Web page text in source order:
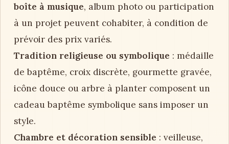
boîte à musique, album photo ou participation
à un projet peuvent cohabiter, à condition de
prévoir des prix variés.
Tradition religieuse ou symbolique : médaille
de baptême, croix discrète, gourmette gravée,
icône douce ou arbre à planter composent un
cadeau baptême symbolique sans imposer un
style.
Chambre et décoration sensible : veilleuse,